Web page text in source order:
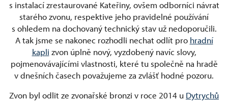
s instalací zrestaurované Kateřiny, ovšem odborníci návrat
starého zvonu, respektive jeho pravidelné používání
s ohledem na dochovaný technický stav už nedoporučili.
A tak jsme se nakonec rozhodli nechat odlít pro hradní
kapli zvon úplně nový, vyzdobený navíc slovy,
pojmenovávajícími vlastnosti, které tu společně na hradě
v dnešních časech považujeme za zvlášť hodné pozoru.
Zvon byl odlit ze zvonařské bronzi v roce 2014 u Dytrychů